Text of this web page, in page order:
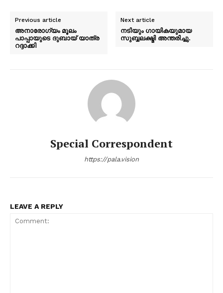
Previous article
അനാരോഗ്യം മൂലം
പാപ്പായുടെ ദുബായ് യാത്ര
റദ്ദാക്കി
Next article
നടിയും ഗായികയുമായ
സുബ്ബലക്ഷ്മി അന്തരിച്ചു.
Special Correspondent
https://pala.vision
LEAVE A REPLY